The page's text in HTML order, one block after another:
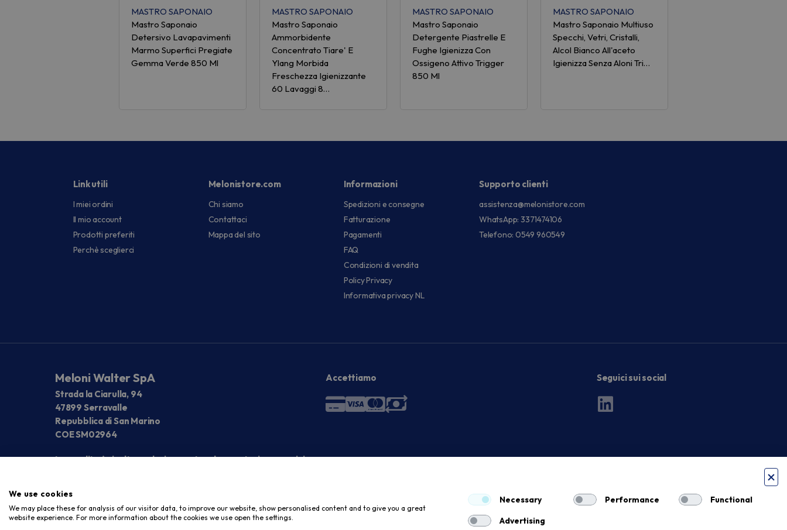
MASTRO SAPONAIO
Mastro Saponaio
Detersivo Lavapavimenti
Marmo Superfici Pregiate
Gemma Verde 850 Ml
MASTRO SAPONAIO
Mastro Saponaio
Ammorbidente
Concentrato Tiare' E
Ylang Morbida
Freschezza Igienizzante
60 Lavaggi 8…
MASTRO SAPONAIO
Mastro Saponaio
Detergente Piastrelle E
Fughe Igienizza Con
Ossigeno Attivo Trigger
850 Ml
MASTRO SAPONAIO
Mastro Saponaio Multiuso
Specchi, Vetri, Cristalli,
Alcol Bianco All'aceto
Igienizza Senza Aloni Tri…
Link utili
I miei ordini
Il mio account
Prodotti preferiti
Perchè sceglierci
Melonistore.com
Chi siamo
Contattaci
Mappa del sito
Informazioni
Spedizioni e consegne
Fatturazione
Pagamenti
FAQ
Condizioni di vendita
Policy Privacy
Informativa privacy NL
Supporto clienti
assistenza@melonistore.com
WhatsApp: 3371474106
Telefono: 0549 960549
Meloni Walter SpA
Strada la Ciarulla, 94
47899 Serravalle
Repubblica di San Marino
COE SM02964
La vendita è rivolta esclusivamente ad operatori economici
Accettiamo Seguici sui social
We use cookies
We may place these for analysis of our visitor data, to improve our website, show personalised content and to give you a great
website experience. For more information about the cookies we use open the settings.
Necessary Performance
Functional
Advertising